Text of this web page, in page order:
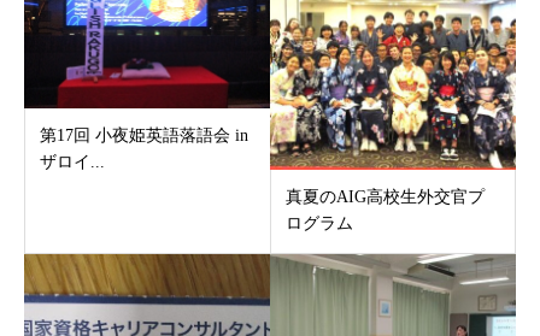
第17回 小夜姫英語落語会 in
ザロイ...
真夏のAIG高校生外交官プ
ログラム